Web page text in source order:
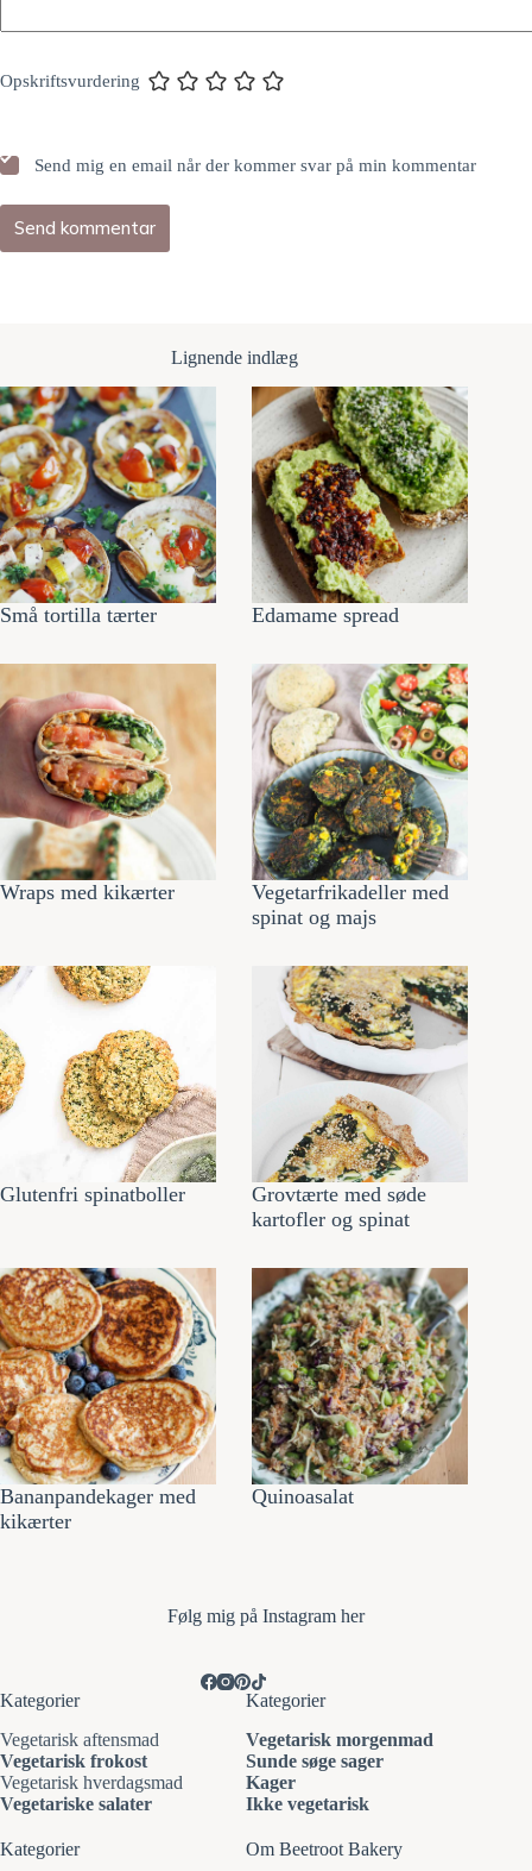
Opskriftsvurdering
Send mig en email når der kommer svar på min kommentar
Send kommentar
Lignende indlæg
Små tortilla tærter Edamame spread
Wraps med kikærter
Vegetarfrikadeller med
spinat og majs
Glutenfri spinatboller
Grovtærte med søde
kartofler og spinat
Bananpandekager med
kikærter
Quinoasalat
Følg mig på Instagram her
Kategorier
Vegetarisk aftensmad
Vegetarisk frokost
Vegetarisk hverdagsmad
Vegetariske salater
Kategorier
Vegetarisk morgenmad
Sunde søge sager
Kager
Ikke vegetarisk
Kategorier Om Beetroot Bakery